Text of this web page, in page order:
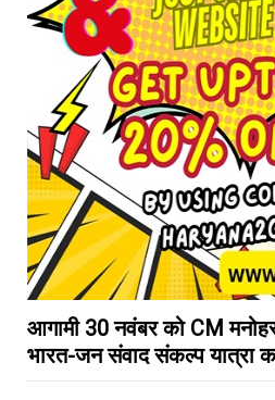
आगामी 30 नवंबर को CM
भारत-जन संवाद संकल्प यात्रा